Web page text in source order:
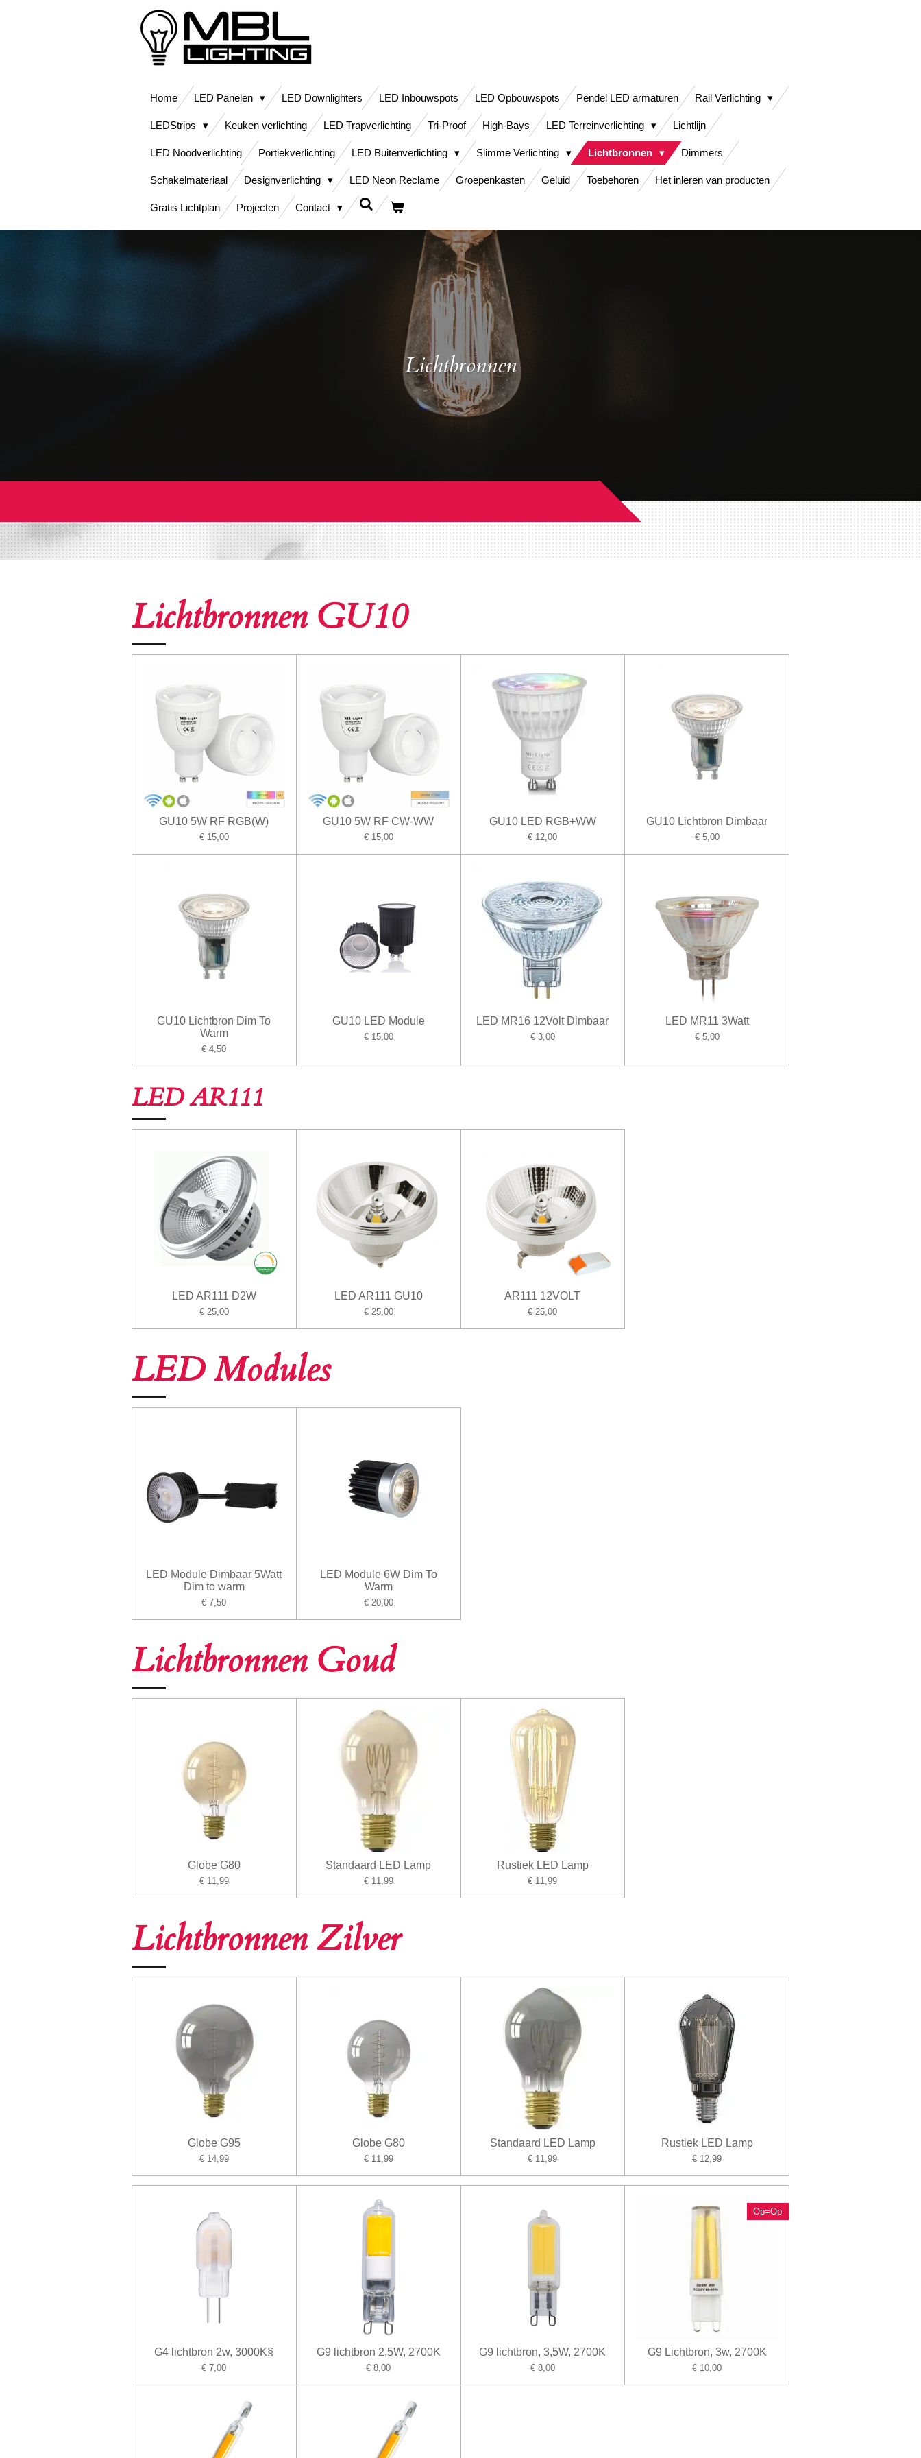
Home LED Panelen LED Downlighters LED Inbouwspots LED Opbouwspots Pendel LED armaturen Rail Verlichting
LEDStrips Keuken verlichting LED Trapverlichting Tri-Proof High-Bays LED Terreinverlichting Lichtlijn
LED Noodverlichting Portiekverlichting LED Buitenverlichting Slimme Verlichting Lichtbronnen Dimmers
Schakelmateriaal Designverlichting LED Neon Reclame Groepenkasten Geluid Toebehoren Het inleren van producten
Gratis Lichtplan Projecten Contact
Lichtbronnen
Lichtbronnen GU10
GU10 5W RF RGB(W)
€ 15,00
GU10 5W RF CW-WW
€ 15,00
GU10 LED RGB+WW
€ 12,00
GU10 Lichtbron Dimbaar
€ 5,00
GU10 Lichtbron Dim To
Warm
€ 4,50
GU10 LED Module
€ 15,00
LED MR16 12Volt Dimbaar
€ 3,00
LED MR11 3Watt
€ 5,00
LED AR111
LED AR111 D2W
€ 25,00
LED AR111 GU10
€ 25,00
AR111 12VOLT
€ 25,00
LED Modules
LED Module Dimbaar 5Watt
Dim to warm
€ 7,50
LED Module 6W Dim To
Warm
€ 20,00
Lichtbronnen Goud
Globe G80
€ 11,99
Standaard LED Lamp
€ 11,99
Rustiek LED Lamp
€ 11,99
Lichtbronnen Zilver
Globe G95
€ 14,99
Globe G80
€ 11,99
Standaard LED Lamp
€ 11,99
Rustiek LED Lamp
€ 12,99
G4 lichtbron 2w, 3000K§
€ 7,00
G9 lichtbron 2,5W, 2700K
€ 8,00
G9 lichtbron, 3,5W, 2700K
€ 8,00
Op=Op
G9 Lichtbron, 3w, 2700K
€ 10,00